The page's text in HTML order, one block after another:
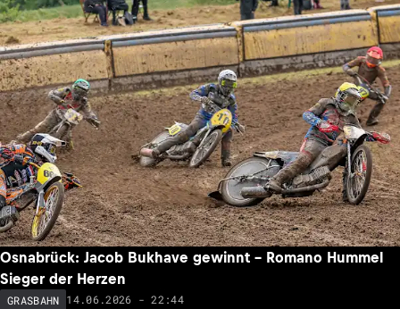
Osnabrück: Jacob Bukhave gewinnt – Romano Hummel
Sieger der Herzen
GRASBAHN 14.06.2026 - 22:44